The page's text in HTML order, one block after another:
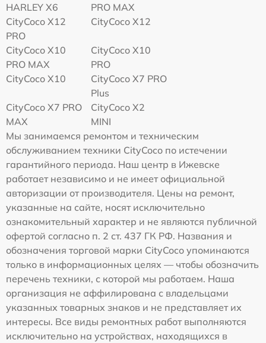
HARLEY X6
PRO MAX
CityCoco X12
PRO
CityCoco X12
CityCoco X10
PRO MAX
CityCoco X10
PRO
CityCoco X10
CityCoco X7 PRO
Plus
CityCoco X7 PRO
MAX
CityCoco X2
MINI
Мы занимаемся ремонтом и техническим
обслуживанием техники CityCoco по истечении
гарантийного периода. Наш центр в Ижевске
работает независимо и не имеет официальной
авторизации от производителя. Цены на ремонт,
указанные на сайте, носят исключительно
ознакомительный характер и не являются публичной
офертой согласно п. 2 ст. 437 ГК РФ. Названия и
обозначения торговой марки CityCoco упоминаются
только в информационных целях — чтобы обозначить
перечень техники, с которой мы работаем. Наша
организация не аффилирована с владельцами
указанных товарных знаков и не представляет их
интересы. Все виды ремонтных работ выполняются
исключительно на устройствах, находящихся в